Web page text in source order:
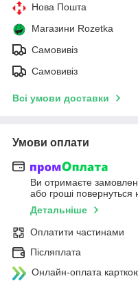
Нова Пошта
Магазини Rozetka
Самовивіз
Самовивіз
Всі умови доставки
Умови оплати
Ви отримаєте
або гроші повернуться
Детальніше
Оплатити частинами
Післяплата
Онлайн-оплата